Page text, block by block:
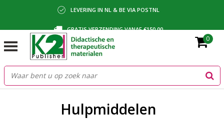
LEVERING IN NL & BE VIA POSTNL
GRATIS VERZENDING VANAF €150,00
BETALING VIA IDEAL, BANCONTACT OF FACTUUR
0
Hulpmiddelen